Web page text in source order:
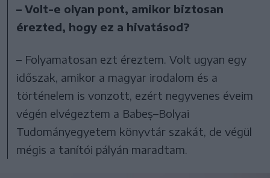
– Volt-e olyan pont, amikor biztosan
érezted, hogy ez a hivatásod?
– Folyamatosan ezt éreztem. Volt ugyan egy
időszak, amikor a magyar irodalom és a
történelem is vonzott, ezért negyvenes éveim
végén elvégeztem a Babeș–Bolyai
Tudományegyetem könyvtár szakát, de végül
mégis a tanítói pályán maradtam.